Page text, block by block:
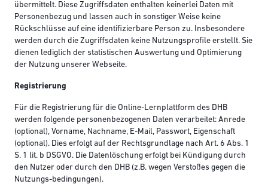
übermittelt. Diese Zugriffsdaten enthalten keinerlei Daten mit
Personenbezug und lassen auch in sonstiger Weise keine
Rückschlüsse auf eine identifizierbare Person zu. Insbesondere
werden durch die Zugriffsdaten keine Nutzungsprofile erstellt. Sie
dienen lediglich der statistischen Auswertung und Optimierung
der Nutzung unserer Webseite.
Registrierung
Für die Registrierung für die Online-Lernplattform des DHB
werden folgende personenbezogenen Daten verarbeitet: Anrede
(optional), Vorname, Nachname, E-Mail, Passwort, Eigenschaft
(optional). Dies erfolgt auf der Rechtsgrundlage nach Art. 6 Abs. 1
S. 1 lit. b DSGVO. Die Datenlöschung erfolgt bei Kündigung durch
den Nutzer oder durch den DHB (z.B. wegen Verstoßes gegen die
Nutzungs-bedingungen).